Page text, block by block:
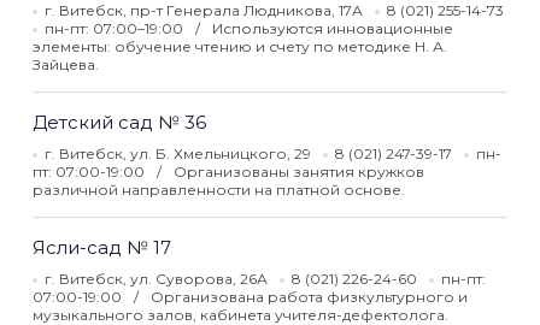
г. Витебск, пр-т Генерала Людникова, 17А
8 (021) 255-14-73
пн-пт: 07:00–19:00
Используются инновационные
элементы: обучение чтению и счету по методике Н. А.
Зайцева.
Детский сад № 36
г. Витебск, ул. Б. Хмельницкого, 29 8 (021) 247-39-17
пн-
пт: 07:00-19:00
Организованы занятия кружков
различной направленности на платной основе.
Ясли-сад № 17
г. Витебск, ул. Суворова, 26А 8 (021) 226-24-60
пн-пт:
07:00-19:00
Организована работа физкультурного и
музыкального залов, кабинета учителя-дефектолога.